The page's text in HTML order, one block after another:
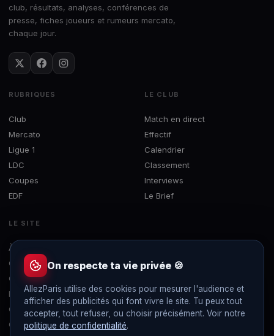
club, résultats, analyses, conférences de
presse, fiches joueurs et rumeurs mercato,
chaque jour.
RUBRIQUES
Club
Mercato
Ligue 1
LDC
Coupes
EDF
LE CLUB
Match en direct
Effectif
Calendrier
Classement
Interviews
Le Brief
LE SITE
À propos
Concours
Contact
Mentions légales
Confidentialité
Gérer les cookies
On respecte ta vie privée 🍪
AllezParis utilise des cookies pour mesurer l'audience et
afficher des publicités qui font vivre le site. Tu peux tout
accepter, tout refuser, ou choisir précisément. Voir notre
politique de confidentialité.